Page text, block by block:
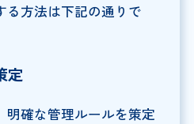
る方法は下記の通りで
定
明確な管理ルールを策定